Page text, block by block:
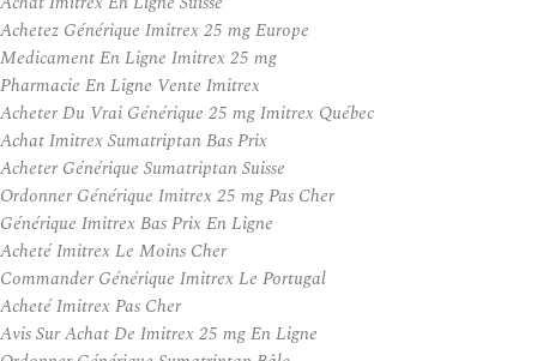
Achetez Générique Imitrex 25 mg Europe
Medicament En Ligne Imitrex 25 mg
Pharmacie En Ligne Vente Imitrex
Acheter Du Vrai Générique 25 mg Imitrex Québec
Achat Imitrex Sumatriptan Bas Prix
Acheter Générique Sumatriptan Suisse
Ordonner Générique Imitrex 25 mg Pas Cher
Générique Imitrex Bas Prix En Ligne
Acheté Imitrex Le Moins Cher
Commander Générique Imitrex Le Portugal
Acheté Imitrex Pas Cher
Avis Sur Achat De Imitrex 25 mg En Ligne